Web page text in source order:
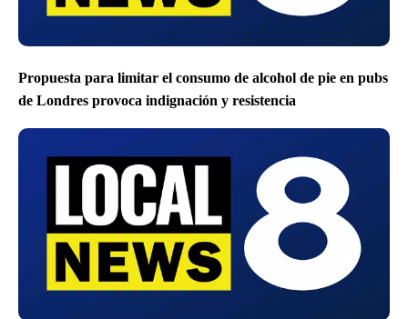
Propuesta para limitar el consumo de alcohol de pie en pubs
de Londres provoca indignación y resistencia